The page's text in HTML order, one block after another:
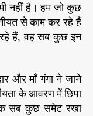
नहीं है। हम जो कुछ
से काम कर रहे हैं
हैं, वह सब कुछ इन
और माँ गंगा ने जाने
के आवरण में छिपा
सब कुछ समेट रखा